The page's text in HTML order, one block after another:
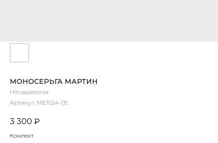
МОНОСЕРЬГА МАРТИН
Hitrospletenia
Артикул: ME1024-05
3 300 ₽
Комлект